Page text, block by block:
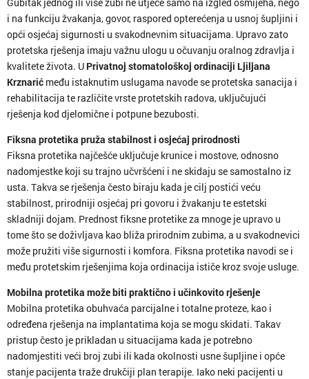
i na funkciju žvakanja, govor, raspored opterećenja u usnoj šupljini i
opći osjećaj sigurnosti u svakodnevnim situacijama. Upravo zato
protetska rješenja imaju važnu ulogu u očuvanju oralnog zdravlja i
kvalitete života. U Privatnoj stomatološkoj ordinaciji Ljiljana
Krznarić među istaknutim uslugama navode se protetska sanacija i
rehabilitacija te različite vrste protetskih radova, uključujući
rješenja kod djelomične i potpune bezubosti.
Fiksna protetika pruža stabilnost i osjećaj prirodnosti
Fiksna protetika najčešće uključuje krunice i mostove, odnosno
nadomjestke koji su trajno učvršćeni i ne skidaju se samostalno iz
usta. Takva se rješenja često biraju kada je cilj postići veću
stabilnost, prirodniji osjećaj pri govoru i žvakanju te estetski
skladniji dojam. Prednost fiksne protetike za mnoge je upravo u
tome što se doživljava kao bliža prirodnim zubima, a u svakodnevici
može pružiti više sigurnosti i komfora. Fiksna protetika navodi se i
među protetskim rješenjima koja ordinacija ističe kroz svoje usluge.
Mobilna protetika može biti praktično i učinkovito rješenje
Mobilna protetika obuhvaća parcijalne i totalne proteze, kao i
određena rješenja na implantatima koja se mogu skidati. Takav
pristup često je prikladan u situacijama kada je potrebno
nadomjestiti veći broj zubi ili kada okolnosti usne šupljine i opće
stanje pacijenta traže drukčiji plan terapije. Iako neki pacijenti u